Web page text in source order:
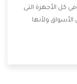
كل الأجهزة التى
ولأنها
التى تسهل